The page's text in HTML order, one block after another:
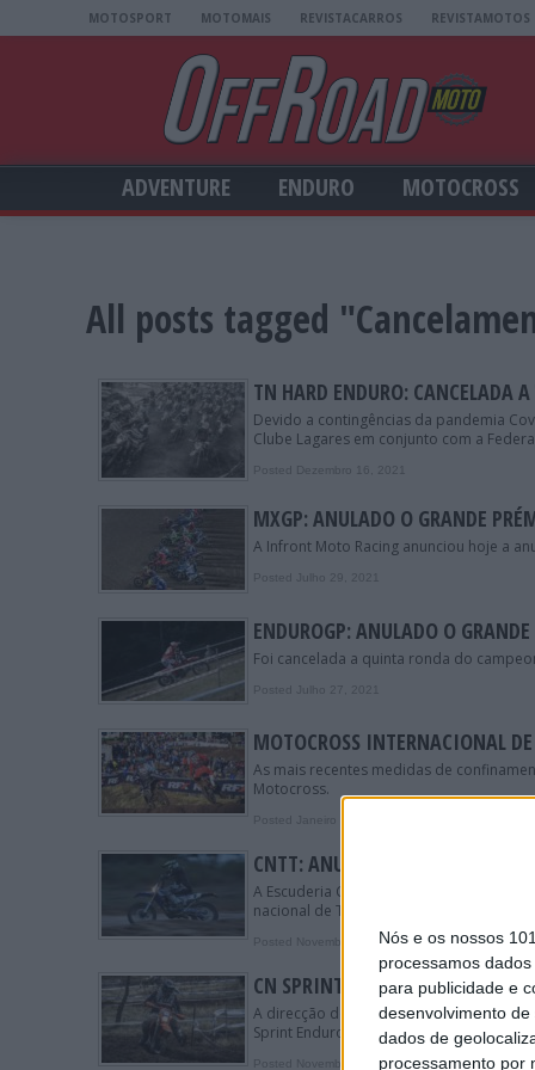
Nós e os nossos
processamos
para publicidade e
desenvolvimento de
dados de
processamento por
MOTOSPORT MOTOMAIS REVISTACARROS REVISTAMOTOS
ADVENTURE ENDURO MOTOCROSS
All posts tagged
TN HARD ENDURO: CANCELADA
Devido a contingências da pandemia
Clube Lagares em conjunto com a
Posted Dezembro 16, 2021
MXGP: ANULADO O GRANDE
A Infront Moto Racing anunciou hoje a
Posted Julho 29, 2021
ENDUROGP: ANULADO O
Foi cancelada a quinta ronda do
Posted Julho 27, 2021
MOTOCROSS INTERNACIONAL
As mais recentes medidas de
Motocross.
Posted Janeiro 7, 2021
CNTT: ANULADA A BAJA DE
A Escuderia Castelo Branco anunciou
nacional de Todo-o-Terreno.
Posted Novembro 7, 2020
CN SPRINT ENDURO:
A direcção do Talentos Objetivos –
Sprint Enduro Moto Espinha agendada
Posted Novembro 4, 2020